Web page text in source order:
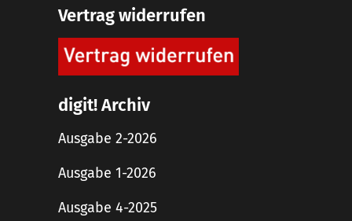
Vertrag widerrufen
digit! Archiv
Ausgabe 2-2026
Ausgabe 1-2026
Ausgabe 4-2025